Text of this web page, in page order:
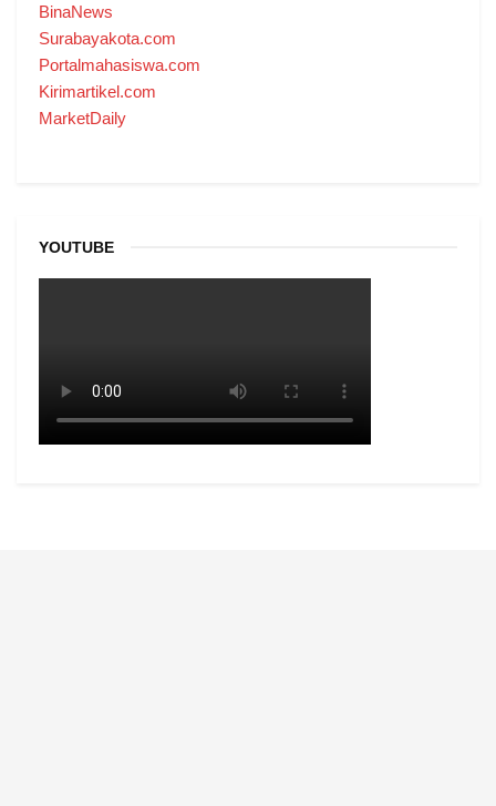
BinaNews
Surabayakota.com
Portalmahasiswa.com
Kirimartikel.com
MarketDaily
YOUTUBE